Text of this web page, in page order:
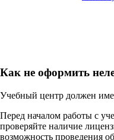
Как не оформить
Учебный центр должен
Перед началом работы с
проверяйте наличие
возможность проведения